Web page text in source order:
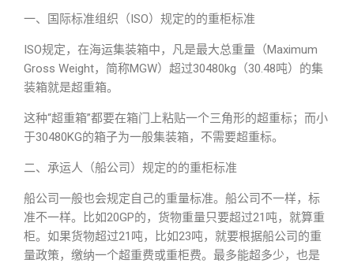
一、国际标准组织（ISO）规定的的重柜标准
ISO规定，在海运集装箱中，凡是最大总重量（Maximum
Gross Weight，简称MGW）超过30480kg（30.48吨）的集
装箱就是超重箱。
这种“超重箱”都要在箱门上粘贴一个三角形的超重标；而小
于30480KG的箱子为一般集装箱，不需要超重标。
二、承运人（船公司）规定的的重柜标准
船公司一般也会规定自己的重量标准。船公司不一样，标
准不一样。比如20GP的，货物重量只要超过21吨，就算重
柜。如果货物超过21吨，比如23吨，就要根据船公司的重
量政策，缴纳一个超重费或重柜费。最多能超多少，也是